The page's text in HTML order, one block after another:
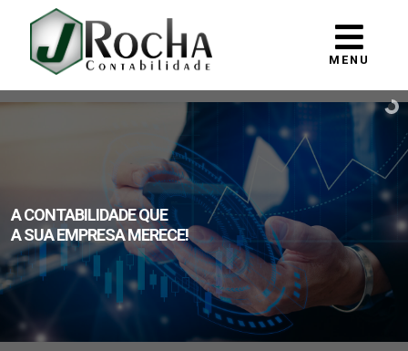
MENU
A CONTABILIDADE QUE
A SUA EMPRESA MERECE!